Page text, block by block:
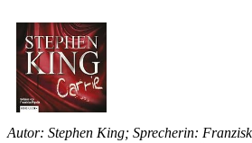
Autor: Stephen King; Sprecherin: